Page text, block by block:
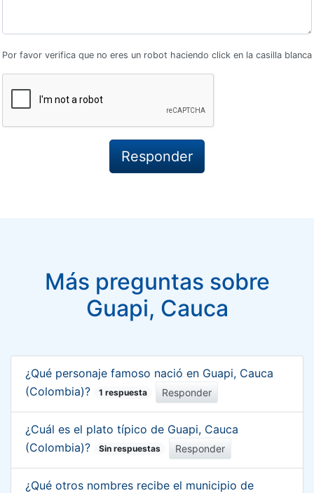
Por favor verifica que no eres un robot haciendo click en la casilla blanca
Más preguntas sobre
Guapi, Cauca
¿Qué personaje famoso nació en Guapi, Cauca
(Colombia)?
1 respuesta Responder
¿Cuál es el plato típico de Guapi, Cauca
(Colombia)?
Sin respuestas Responder
¿Qué otros nombres recibe el municipio de